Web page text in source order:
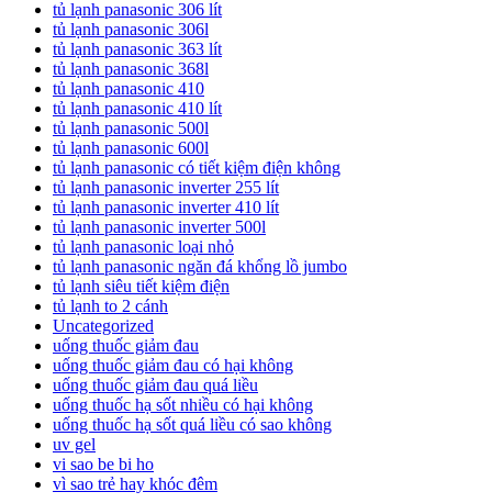
tủ lạnh panasonic 306 lít
tủ lạnh panasonic 306l
tủ lạnh panasonic 363 lít
tủ lạnh panasonic 368l
tủ lạnh panasonic 410
tủ lạnh panasonic 410 lít
tủ lạnh panasonic 500l
tủ lạnh panasonic 600l
tủ lạnh panasonic có tiết kiệm điện không
tủ lạnh panasonic inverter 255 lít
tủ lạnh panasonic inverter 410 lít
tủ lạnh panasonic inverter 500l
tủ lạnh panasonic loại nhỏ
tủ lạnh panasonic ngăn đá khổng lồ jumbo
tủ lạnh siêu tiết kiệm điện
tủ lạnh to 2 cánh
Uncategorized
uống thuốc giảm đau
uống thuốc giảm đau có hại không
uống thuốc giảm đau quá liều
uống thuốc hạ sốt nhiều có hại không
uống thuốc hạ sốt quá liều có sao không
uv gel
vi sao be bi ho
vì sao trẻ hay khóc đêm